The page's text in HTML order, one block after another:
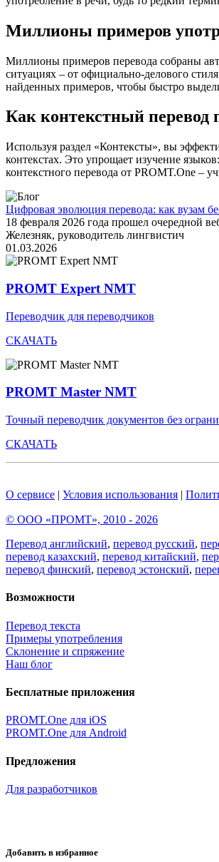
Миллионы примеров
Миллионы примеров перевода собраны
ситуациях – от официально-делового
найденных примеров, чтобы быстро
Как контекстный перевод
Используя раздел «Контексты», вы
контекстах. Это упрощает изучение
контекстного перевода от PROMT.One –
Цифровая эволюция перевода: как вузам
18 февраля 2026 года прошел очередной
Железняк, руководитель лингвистич
01.03.2026
PROMT Expert NMT
Переводчик для переводчиков
СКАЧАТЬ
PROMT Master NMT
Точный переводчик документов без
СКАЧАТЬ
О сервисе | Условия использования |
© ООО «ПРОМТ», 2010 - 2026
Перевод английский, перевод русский,
перевод казахский, перевод китайский,
перевод финский, перевод эстонский,
Возможности
Перевод текста
Примеры употребления
Склонение и спряжение
Наш блог
Бесплатные приложения
PROMT.One для iOS
PROMT.One для Android
Предложения
Для разработчиков
Добавить в избранное